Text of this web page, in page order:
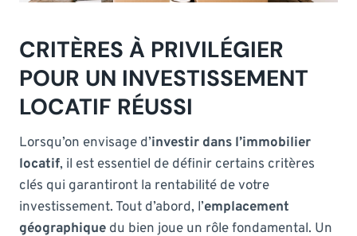
CRITÈRES À PRIVILÉGIER
POUR UN INVESTISSEMENT
LOCATIF RÉUSSI
Lorsqu’on envisage d’investir dans l’immobilier
locatif, il est essentiel de définir certains critères
clés qui garantiront la rentabilité de votre
investissement. Tout d’abord, l’emplacement
géographique du bien joue un rôle fondamental. Un